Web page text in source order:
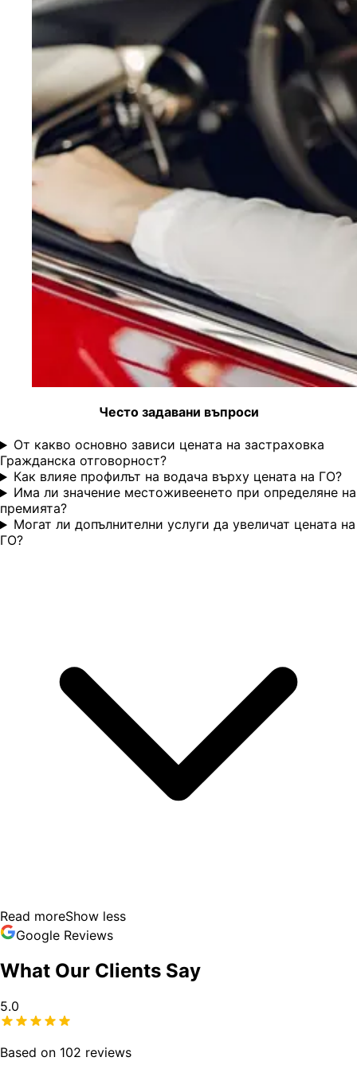
Често задавани въпроси
От какво основно зависи цената на застраховка
Гражданска отговорност?
Как влияе профилът на водача върху цената на ГО?
Има ли значение местоживеенето при определяне на
премията?
Могат ли допълнителни услуги да увеличат цената на
ГО?
Read moreShow less
Google Reviews
What Our Clients Say
5.0
Based on 102 reviews